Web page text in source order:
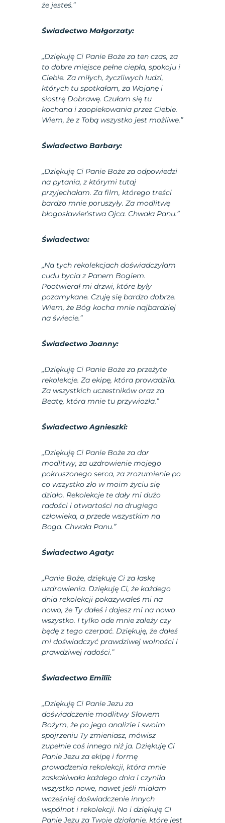
że jesteś.”
Świadectwo Małgorzaty:
„Dziękuję Ci Panie Boże za ten czas, za
to dobre miejsce pełne ciepła, spokoju i
Ciebie. Za miłych, życzliwych ludzi,
których tu spotkałam, za Wojanę i
siostrę Dobrawę. Czułam się tu
kochana i zaopiekowania przez Ciebie.
Wiem, że z Tobą wszystko jest możliwe.”
Świadectwo Barbary:
„Dziękuję Ci Panie Boże za odpowiedzi
na pytania, z którymi tutaj
przyjechałam. Za film, którego treści
bardzo mnie poruszyły. Za modlitwę
błogosławieństwa Ojca. Chwała Panu.”
Świadectwo:
„Na tych rekolekcjach doświadczyłam
cudu bycia z Panem Bogiem.
Pootwierał mi drzwi, które były
pozamykane. Czuję się bardzo dobrze.
Wiem, że Bóg kocha mnie najbardziej
na świecie.”
Świadectwo Joanny:
„Dziękuję Ci Panie Boże za przeżyte
rekolekcje. Za ekipę, która prowadziła.
Za wszystkich uczestników oraz za
Beatę, która mnie tu przywiozła.”
Świadectwo Agnieszki:
„Dziękuję Ci Panie Boże za dar
modlitwy, za uzdrowienie mojego
pokruszonego serca, za zrozumienie po
co wszystko zło w moim życiu się
działo. Rekolekcje te dały mi dużo
radości i otwartości na drugiego
człowieka, a przede wszystkim na
Boga. Chwała Panu.”
Świadectwo Agaty:
„Panie Boże, dziękuję Ci za łaskę
uzdrowienia. Dziękuję Ci, że każdego
dnia rekolekcji pokazywałeś mi na
nowo, że Ty dałeś i dajesz mi na nowo
wszystko. I tylko ode mnie zależy czy
będę z tego czerpać. Dziękuję, że dałeś
mi doświadczyć prawdziwej wolności i
prawdziwej radości.”
Świadectwo Emilii:
„Dziękuję Ci Panie Jezu za
doświadczenie modlitwy Słowem
Bożym, że po jego analizie i swoim
spojrzeniu Ty zmieniasz, mówisz
zupełnie coś innego niż ja. Dziękuję Ci
Panie Jezu za ekipę i formę
prowadzenia rekolekcji, która mnie
zaskakiwała każdego dnia i czyniła
wszystko nowe, nawet jeśli miałam
wcześniej doświadczenie innych
wspólnot i rekolekcji. No i dziękuję CI
Panie Jezu za Twoje działanie, które jest